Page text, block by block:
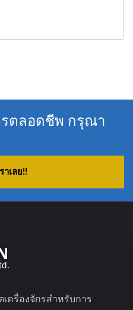
รตลอดชีพ กรุณา
าเลย!!
เครื่องจักรสำหรับการ